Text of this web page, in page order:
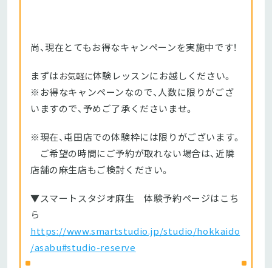
尚、現在とてもお得なキャンペーンを実施中です！
まずは お気軽に体験レッスンにお越しください。
※お得なキャンペーンなので、人数に限りがござ
いますので、予めご了承くださいませ。
※現在、屯田店での体験枠には限りがございます。
ご希望の時間にご予約が取れない場合は、近隣
店舗の麻生店もご検討ください。
▼スマートスタジオ麻生 体験予約ページはこち
ら
https://www.smartstudio.jp/studio/hokkaido
/asabu#studio-reserve